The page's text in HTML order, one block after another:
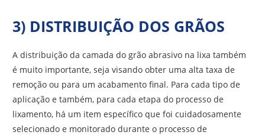
3) DISTRIBUIÇÃO DOS GRÃOS
A distribuição da camada do grão abrasivo na lixa também
é muito importante, seja visando obter uma alta taxa de
remoção ou para um acabamento final. Para cada tipo de
aplicação e também, para cada etapa do processo de
lixamento, há um item específico que foi cuidadosamente
selecionado e monitorado durante o processo de